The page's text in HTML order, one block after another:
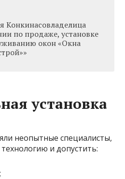
Конкинасовладелица
по продаже, установке
окон «Окна
установка
неопытные специалисты,
и допустить: